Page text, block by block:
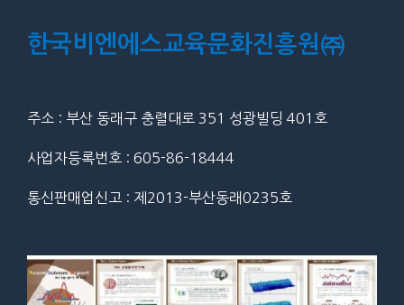
한국비엔에스교육문화진흥원㈜
주소 : 부산 동래구 충렬대로 351 성광빌딩 401호
사업자등록번호 : 605-86-18444
통신판매업신고 : 제2013-부산동래0235호